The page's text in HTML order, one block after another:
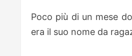
Poco più di un mese
era il suo nome da